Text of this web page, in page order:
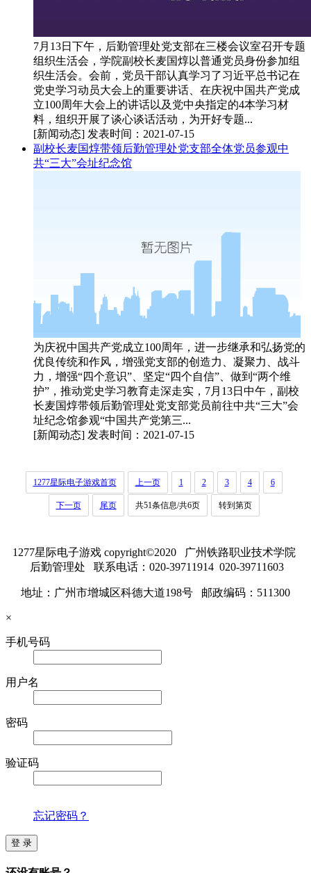
7月13日下午，后勤管理处党支部在三楼会议室召开专题
组织生活会，学院副校长麦国焞以普通党员身份参加组
织生活会。会前，党员干部认真学习了习近平总书记在
党史学习动员大会上的重要讲话、在庆祝中国共产党成
立100周年大会上的讲话以及党中央指定的4本学习材
料，组织开展了谈心谈话活动，为开好专题...
[新闻动态] 发表时间：2021-07-15
副校长麦国焞带领后勤管理处党支部全体党员参观中
共“三大”会址纪念馆
为庆祝中国共产党成立100周年，进一步继承和弘扬党的
优良传统和作风，增强党支部的创造力、凝聚力、战斗
力，增强“四个意识”、坚定“四个自信”、做到“两个维
护”，推动党史学习教育走深走实，7月13日中午，副校
长麦国焞带领后勤管理处党支部党员前往中共“三大”会
址纪念馆参观“中国共产党第三...
[新闻动态] 发表时间：2021-07-15
1277星际电子游戏首页 上一页 1 2 3 4 6
下一页 尾页 共51条信息/共6页 转到第页
1277星际电子游戏 copyright©2020 广州铁路职业技术学院
后勤管理处 联系电话：020-39711914 020-39711603
地址：广州市增城区科德大道198号 邮政编码：511300
×
手机号码
用户名
密码
验证码
忘记密码？
登 录